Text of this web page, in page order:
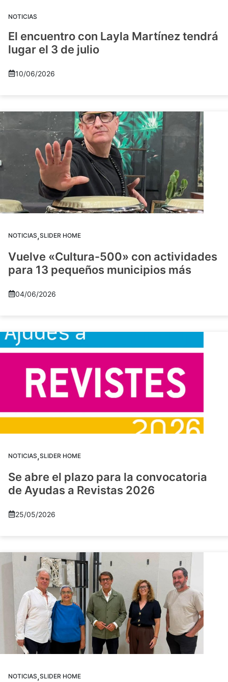
NOTICIAS
El encuentro con Layla Martínez tendrá
lugar el 3 de julio
10/06/2026
NOTICIAS,SLIDER HOME
Vuelve «Cultura-500» con actividades
para 13 pequeños municipios más
04/06/2026
NOTICIAS,SLIDER HOME
Se abre el plazo para la convocatoria
de Ayudas a Revistas 2026
25/05/2026
NOTICIAS,SLIDER HOME